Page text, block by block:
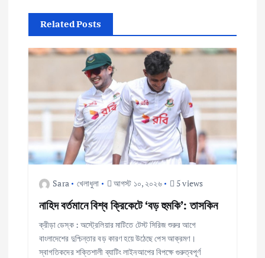
n
a
g
a
Related Posts
Sara খেলাধুলা আগস্ট ১০, ২০২৬ 5 views
নাহিদ বর্তমানে বিশ্ব ক্রিকেটে ‘বড় হুমকি’: তাসকিন
ক্রীড়া ডেস্ক : অস্ট্রেলিয়ার মাটিতে টেস্ট সিরিজ শুরুর আগে
বাংলাদেশের দুশ্চিন্তার বড় কারণ হয়ে উঠেছে পেস আক্রমণ।
স্বাগতিকদের শক্তিশালী ব্যাটিং লাইনআপের বিপক্ষে গুরুত্বপূর্ণ